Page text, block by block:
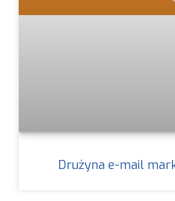
Drużyna e-mail